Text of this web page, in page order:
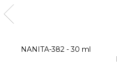
NANITA-382 - 30 ml